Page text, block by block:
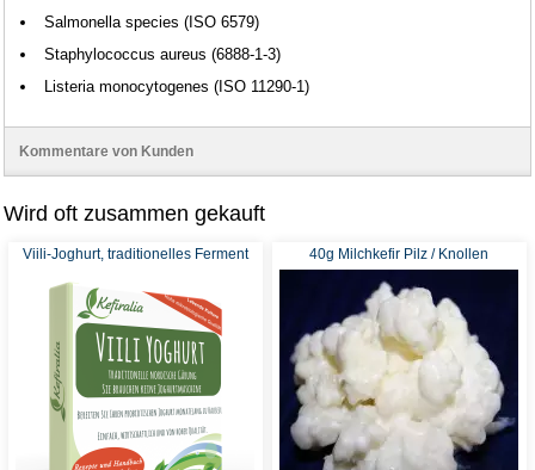
Salmonella species (ISO 6579)
Staphylococcus aureus (6888-1-3)
Listeria monocytogenes (ISO 11290-1)
Kommentare von Kunden
Wird oft zusammen gekauft
Viili-Joghurt, traditionelles Ferment 40g Milchkefir Pilz / Knollen